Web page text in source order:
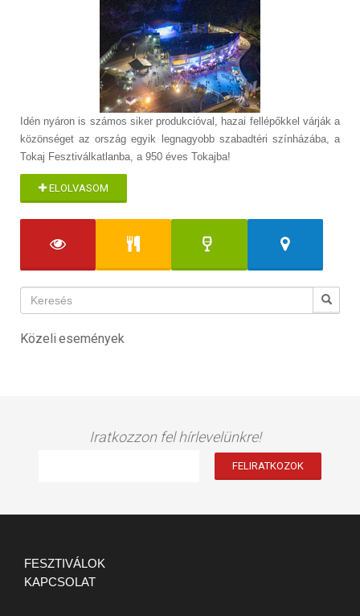
Idén nyáron is számos siker produkcióval, hazai fellépőkkel várják a
közönséget az ország egyik legnagyobb szabadtéri színházába, a
Tokaj Fesztiválkatlanba, a 950 éves Tokajba!
ELOLVASOM
Közeli események
Iratkozzon fel hírlevelünkre!
FESZTIVÁLOK
KAPCSOLAT